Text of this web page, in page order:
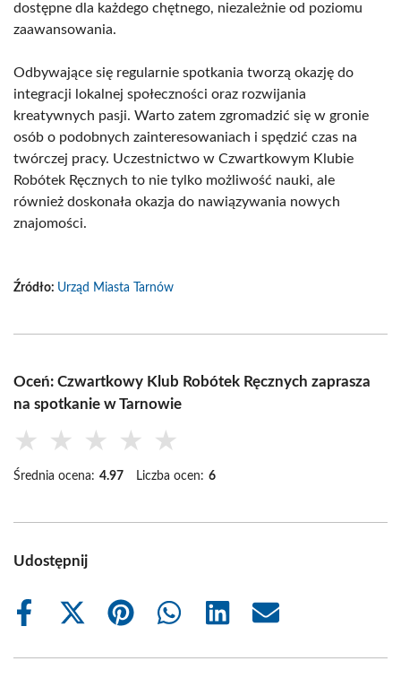
dostępne dla każdego chętnego, niezależnie od poziomu
zaawansowania.
Odbywające się regularnie spotkania tworzą okazję do
integracji lokalnej społeczności oraz rozwijania
kreatywnych pasji. Warto zatem zgromadzić się w gronie
osób o podobnych zainteresowaniach i spędzić czas na
twórczej pracy. Uczestnictwo w Czwartkowym Klubie
Robótek Ręcznych to nie tylko możliwość nauki, ale
również doskonała okazja do nawiązywania nowych
znajomości.
Źródło: Urząd Miasta Tarnów
Oceń: Czwartkowy Klub Robótek Ręcznych zaprasza
na spotkanie w Tarnowie
★ ★ ★ ★ ★
Średnia ocena: 4.97 Liczba ocen: 6
Udostępnij
Share
Share
(Twitter)
Share
Share
Share
Share